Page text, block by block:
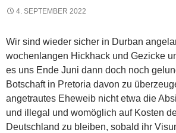
4. SEPTEMBER 2022
Wir sind wieder sicher in Durban
wochenlangen Hickhack und Gezicke
es uns Ende Juni dann doch noch
Botschaft in Pretoria davon zu
angetrautes Eheweib nicht etwa die
und illegal und womöglich auf Kosten
Deutschland zu bleiben, sobald ihr